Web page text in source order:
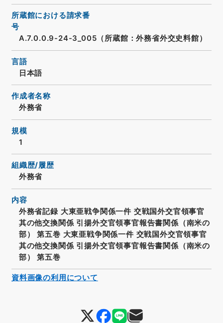
所蔵館における請求番
号
A.7.0.0.9-24-3_005（所蔵館：外務省外交史料館）
言語
日本語
作成者名称
外務省
規模
1
組織歴/履歴
外務省
内容
外務省記録 大東亜戦争関係一件 交戦国外交官領事官
其の他交換関係 引揚外交官領事官報告書関係（南米の
部） 第五巻 大東亜戦争関係一件 交戦国外交官領事官
其の他交換関係 引揚外交官領事官報告書関係（南米の
部） 第五巻
資料画像の利用について